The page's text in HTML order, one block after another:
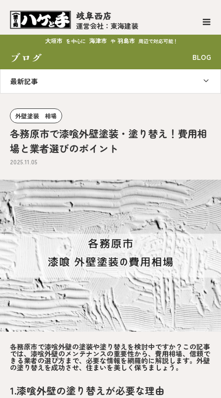
岐阜西店
運営会社：東海建装
大垣市 を中心に 海津市 や 羽島市 周辺で対応可能！
ブログ BLOG
最新記事
外壁塗装 相場
各務原市で漆喰外壁塗装・塗り替え！費用相
場と業者選びのポイント
2025.11.05
各務原市で漆喰外壁の塗装や塗り替えを検討中ですか？この記事
では、漆喰外壁のメンテナンスの重要性から、費用相場、信頼で
きる業者の選び方まで、必要な情報を網羅的に解説します。外壁
の塗り替えを成功させ、住まいを美しく保ちましょう。
1.漆喰外壁の塗り替えが必要な理由